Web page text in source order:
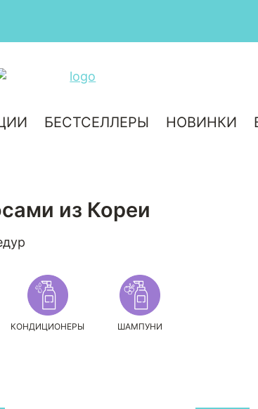
Бесплатная доставка
БЕСТСЕЛЛЕРЫ НОВИНКИ
из Кореи
КОНДИЦИОНЕРЫ ШАМПУНИ